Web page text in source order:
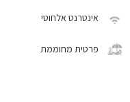
אינטרנט אלחוטי
פרטית מחוממת